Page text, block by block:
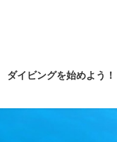
ダイビングを始めよう！